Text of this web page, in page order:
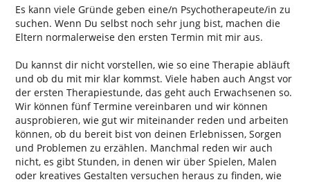
Es kann viele Gründe geben eine/n Psychotherapeute/in zu
suchen. Wenn Du selbst noch sehr jung bist, machen die
Eltern normalerweise den ersten Termin mit mir aus.
Du kannst dir nicht vorstellen, wie so eine Therapie abläuft
und ob du mit mir klar kommst. Viele haben auch Angst vor
der ersten Therapiestunde, das geht auch Erwachsenen so.
Wir können fünf Termine vereinbaren und wir können
ausprobieren, wie gut wir miteinander reden und arbeiten
können, ob du bereit bist von deinen Erlebnissen, Sorgen
und Problemen zu erzählen. Manchmal reden wir auch
nicht, es gibt Stunden, in denen wir über Spielen, Malen
oder kreatives Gestalten versuchen heraus zu finden, wie